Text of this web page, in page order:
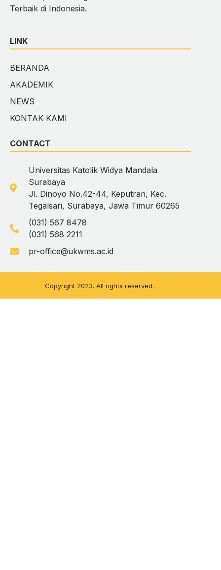
Terbaik di Indonesia.
LINK
BERANDA
AKADEMIK
NEWS
KONTAK KAMI
CONTACT
Universitas Katolik Widya Mandala
Surabaya
Jl. Dinoyo No.42-44, Keputran, Kec.
Tegalsari, Surabaya, Jawa Timur 60265
(031) 567 8478
(031) 568 2211
pr-office@ukwms.ac.id
Copyright 2023. All rights reserved.